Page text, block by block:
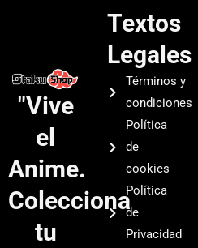
"Vive
el
Anime.
Colecciona
tu
Textos
Legales
Términos y
condiciones
Política
de
cookies
Política
de
Privacidad